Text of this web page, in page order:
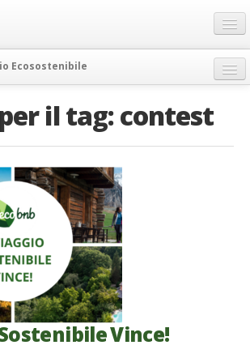
Ecosostenibile
il tag:contest
Vince!